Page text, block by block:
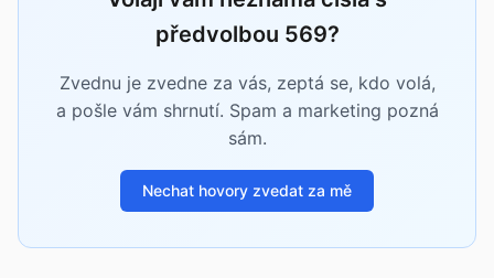
předvolbou 569?
Zvednu je zvedne za vás, zeptá se, kdo volá,
a pošle vám shrnutí. Spam a marketing pozná
sám.
Nechat hovory zvedat za mě